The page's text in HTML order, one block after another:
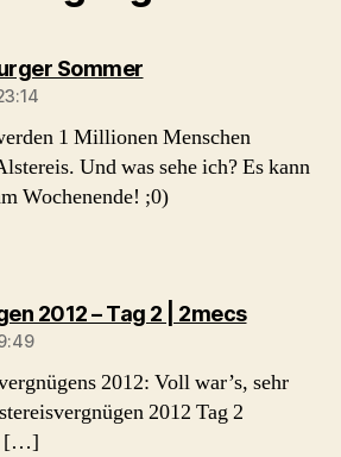
Sommersagt:
1 Millionen Menschen
Und was sehe ich? Es kann
Wochenende! ;0)
2012 – Tag 2 | 2mecssagt:
2012: Voll war’s, sehr
2012 Tag 2
[…]